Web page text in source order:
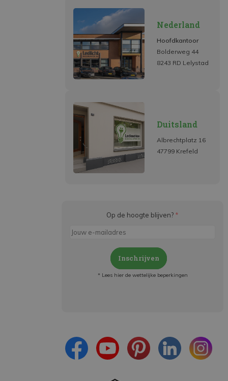
Nederland
Hoofdkantoor
Bolderweg 44
8243 RD Lelystad
Duitsland
Albrechtplatz 16
47799 Krefeld
Op de hoogte blijven? *
Inschrijven
* Lees hier de wettelijke beperkingen